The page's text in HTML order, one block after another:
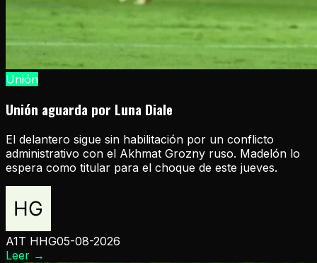
Unión
Unión aguarda por Luna Diale
El delantero sigue sin habilitación por un conflicto
administrativo con el Akhmat Grozny ruso. Madelón lo
espera como titular para el choque de este jueves.
A1T HHG05-08-2026
Leer →